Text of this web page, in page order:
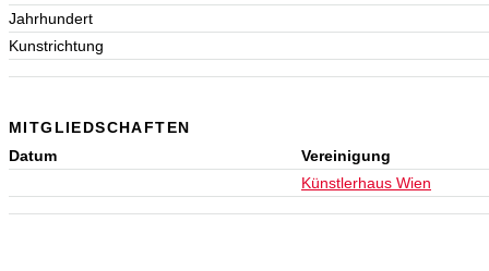
Jahrhundert
Kunstrichtung
MITGLIEDSCHAFTEN
Datum
Vereinigung
Künstlerhaus Wien